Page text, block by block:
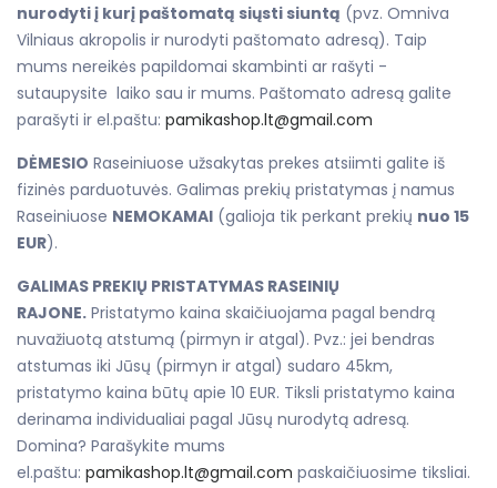
nurodyti į kurį paštomatą siųsti siuntą (pvz. Omniva
Vilniaus akropolis ir nurodyti paštomato adresą). Taip
mums nereikės papildomai skambinti ar rašyti -
sutaupysite laiko sau ir mums. Paštomato adresą galite
parašyti ir el.paštu: pamikashop.lt@gmail.com
DĖMESIO Raseiniuose užsakytas prekes atsiimti galite iš
fizinės parduotuvės. Galimas prekių pristatymas į namus
Raseiniuose NEMOKAMAI (galioja tik perkant prekių nuo 15
EUR).
GALIMAS PREKIŲ PRISTATYMAS RASEINIŲ
RAJONE. Pristatymo kaina skaičiuojama pagal bendrą
nuvažiuotą atstumą (pirmyn ir atgal). Pvz.: jei bendras
atstumas iki Jūsų (pirmyn ir atgal) sudaro 45km,
pristatymo kaina būtų apie 10 EUR. Tiksli pristatymo kaina
derinama individualiai pagal Jūsų nurodytą adresą.
Domina? Parašykite mums
el.paštu: pamikashop.lt@gmail.com paskaičiuosime tiksliai.